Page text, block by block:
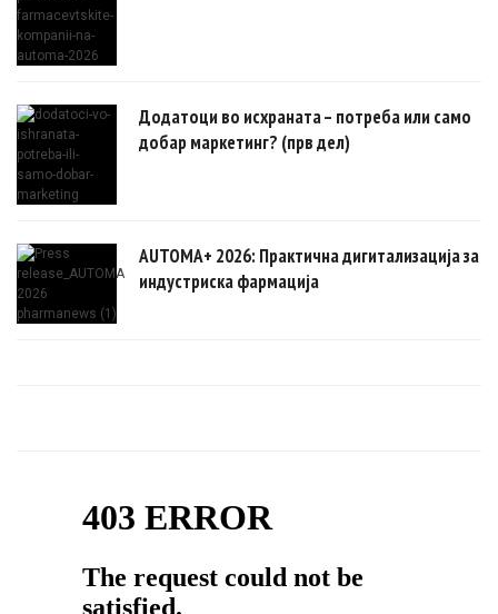
Додатоци во исхраната – потреба или само
добар маркетинг? (прв дел)
AUTOMA+ 2026: Практична дигитализација за
индустриска фармација